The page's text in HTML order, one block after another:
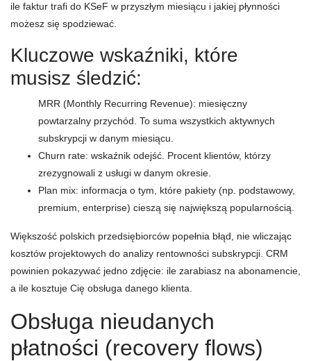
ile faktur trafi do KSeF w przyszłym miesiącu i jakiej płynności
możesz się spodziewać.
Kluczowe wskaźniki, które
musisz śledzić:
MRR (Monthly Recurring Revenue): miesięczny
powtarzalny przychód. To suma wszystkich aktywnych
subskrypcji w danym miesiącu.
Churn rate: wskaźnik odejść. Procent klientów, którzy
zrezygnowali z usługi w danym okresie.
Plan mix: informacja o tym, które pakiety (np. podstawowy,
premium, enterprise) cieszą się największą popularnością.
Większość polskich przedsiębiorców popełnia błąd, nie wliczając
kosztów projektowych do analizy rentowności subskrypcji. CRM
powinien pokazywać jedno zdjęcie: ile zarabiasz na abonamencie,
a ile kosztuje Cię obsługa danego klienta.
Obsługa nieudanych
płatności (recovery flows)